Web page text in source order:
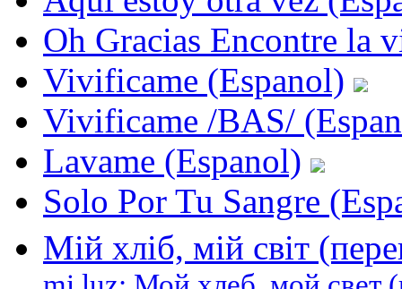
Oh Gracias Encontre la
Vivificame (Espanol)
Vivificame /BAS/
Lavame (Espanol)
Solo Por Tu Sangre
Мій хліб, мій світ